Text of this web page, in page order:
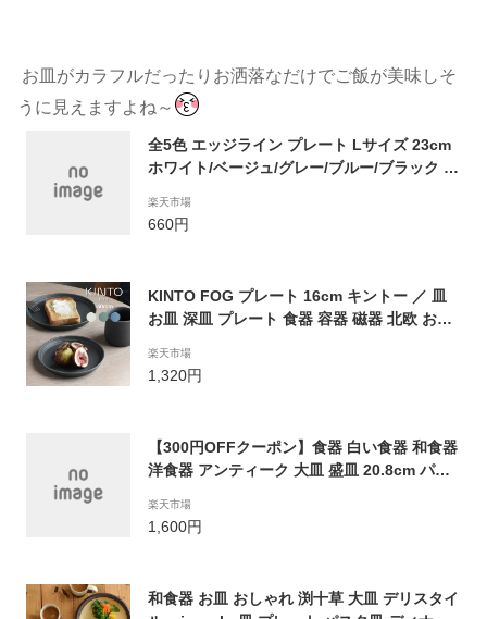
お皿がカラフルだったりお洒落なだけでご飯が美味しそ
うに見えますよね～
全5色 エッジライン プレート Lサイズ 23cm
ホワイト/ベージュ/グレー/ブルー/ブラック シ
器/お皿/大皿/洋風/北欧/母の日/敬老の日/新生
活/ギフト/プレゼント/Stay Home/おうち時間
楽天市場
660円
KINTO FOG プレート 16cm キントー ／ 皿
お皿 深皿 プレート 食器 容器 磁器 北欧 おし
カラー マット エンボス モダン 家カフェ カフ
ェ 男性 女性 ギフト
楽天市場
1,320円
【300円OFFクーポン】食器 白い食器 和食器
洋食器 アンティーク 大皿 盛皿 20.8cm パス
パスタ皿 白いお皿 白い皿 美濃焼き 国産 電子
レンジ対応 食洗器対応 りんか おしゃれ 和モ
楽天市場
1,600円
和食器 お皿 おしゃれ 渕十草 大皿 デリスタイ